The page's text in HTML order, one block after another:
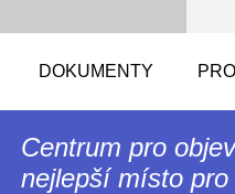
DOKUMENTY
Centrum pro
nejlepší místo pro